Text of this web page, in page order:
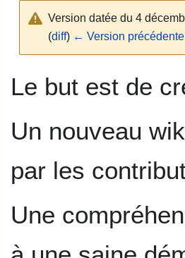
Version datée du 4
(diff) ← Version précédente
navigation
recherche
Le but est de
Un nouveau
par les
Une